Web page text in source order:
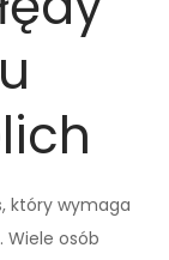
który wymaga
Wiele osób